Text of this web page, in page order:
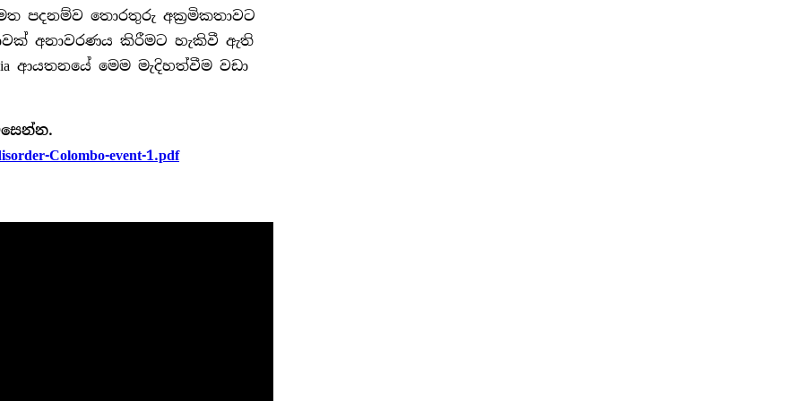
පදනම්ව තොරතුරු අක්‍රමිකතාවට
අනාවරණය කිරීමට හැකිවී ඇති
ආයතනයේ මෙම මැදිහත්වීම වඩා
Colombo-event-1.pdf